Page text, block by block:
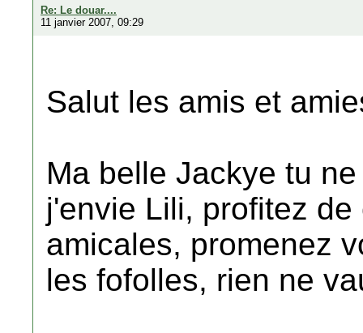
Re: Le douar....
11 janvier 2007, 09:29
Salut les amis et
Ma belle Jackye tu
j'envie Lili, profitez
amicales, promenez
les fofolles, rien ne